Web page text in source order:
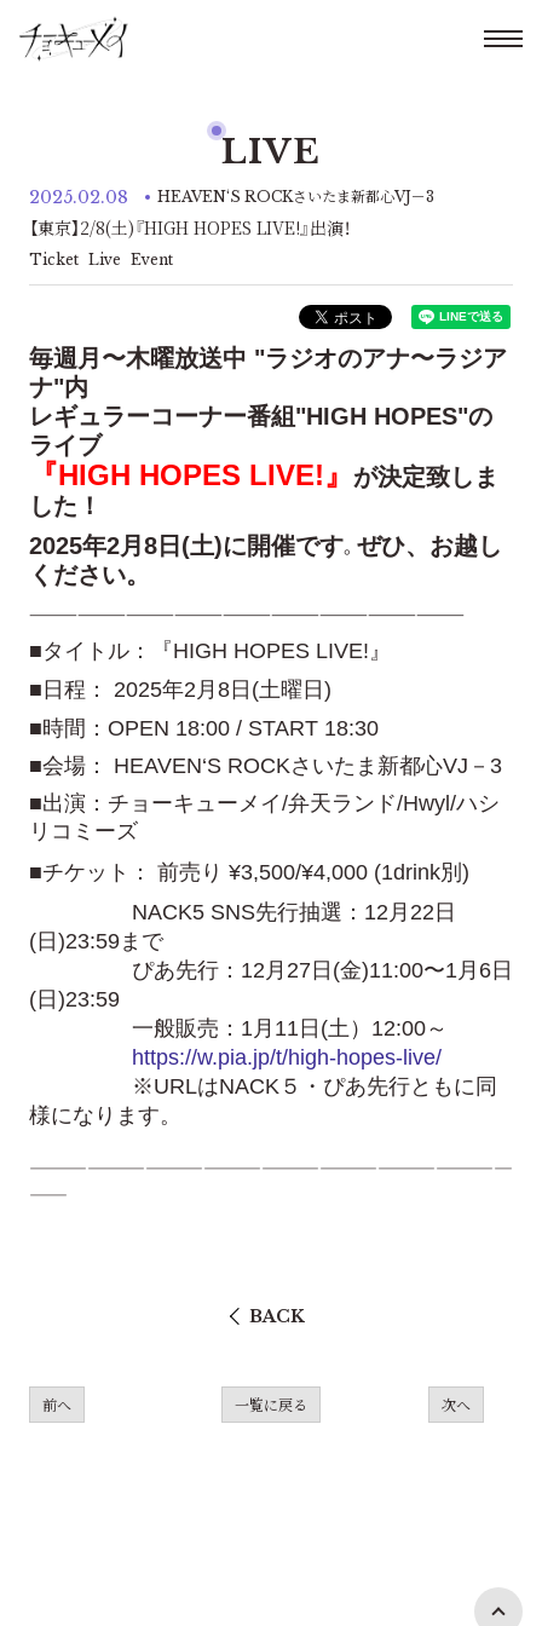
LIVE
2025.02.08 HEAVEN‘S ROCKさいたま新都心VJ－3
【東京】2/8(土)『HIGH HOPES LIVE!』出演！
Ticket Live Event
毎週月〜木曜放送中 "ラジオのアナ〜ラジア
ナ"内
レギュラーコーナー番組"HIGH HOPES"の
ライブ
『HIGH HOPES LIVE!』
が決定致しま
した！
2025年2月8日(土)に開催です。 ぜひ、お越し
ください。
———————————————————————————
■タイトル：『HIGH HOPES LIVE!』
■日程： 2025年2月8日(土曜日)
■時間：OPEN 18:00 / START 18:30
■会場： HEAVEN‘S ROCKさいたま新都心VJ－3
■出演：チョーキューメイ/弁天ランド/Hwyl/ハシ
リコミーズ
■チケット： 前売り ¥3,500/¥4,000 (1drink別)
NACK5 SNS先行抽選：12月22日
(日)23:59まで
ぴあ先行：12月27日(金)11:00〜1月6日
(日)23:59
一般販売：1月11日(土）12:00～
https://w.pia.jp/t/high-hopes-live/
※URLはNACK５・ぴあ先行ともに同
様になります。
—————————————————————————
——
BACK
前へ 一覧に戻る 次へ